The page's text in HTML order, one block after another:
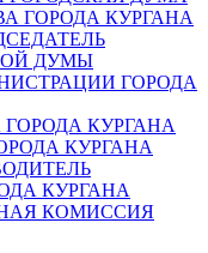
ГОРОДА КУРГАНА
ДУМЫ
ГОРОДА
КУРГАНА
КУРГАНА
КУРГАНА
КОМИССИЯ